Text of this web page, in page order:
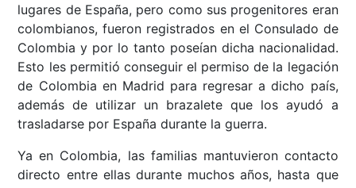
lugares de España, pero como sus progenitores eran
colombianos, fueron registrados en el Consulado de
Colombia y por lo tanto poseían dicha nacionalidad.
Esto les permitió conseguir el permiso de la legación
de Colombia en Madrid para regresar a dicho país,
además de utilizar un brazalete que los ayudó a
trasladarse por España durante la guerra.
Ya en Colombia, las familias mantuvieron contacto
directo entre ellas durante muchos años, hasta que